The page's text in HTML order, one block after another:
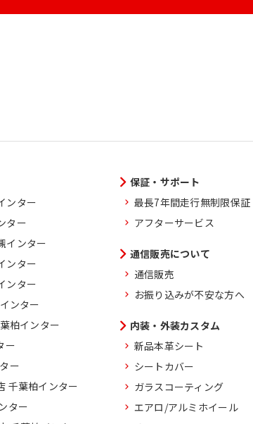
ンター
ター
インター
ンター
ンター
ンター
柏インター
ー
ー
千葉柏インター
ター
保証・サポート
最長7年間走行無制限保証
アフターサービス
通信販売について
通信販売
お振り込みが不安な方へ
内装・外装カスタム
新品本革シート
シートカバー
ガラスコーティング
エアロ/アルミホイール